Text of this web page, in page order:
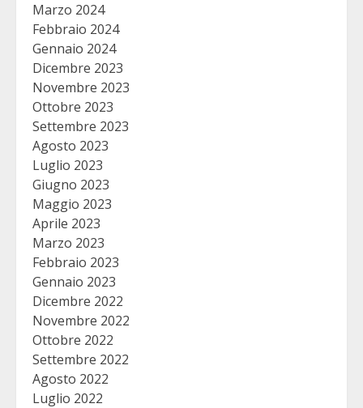
Marzo 2024
Febbraio 2024
Gennaio 2024
Dicembre 2023
Novembre 2023
Ottobre 2023
Settembre 2023
Agosto 2023
Luglio 2023
Giugno 2023
Maggio 2023
Aprile 2023
Marzo 2023
Febbraio 2023
Gennaio 2023
Dicembre 2022
Novembre 2022
Ottobre 2022
Settembre 2022
Agosto 2022
Luglio 2022